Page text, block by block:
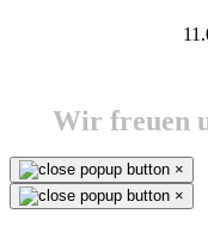
Wir freuen
×
×